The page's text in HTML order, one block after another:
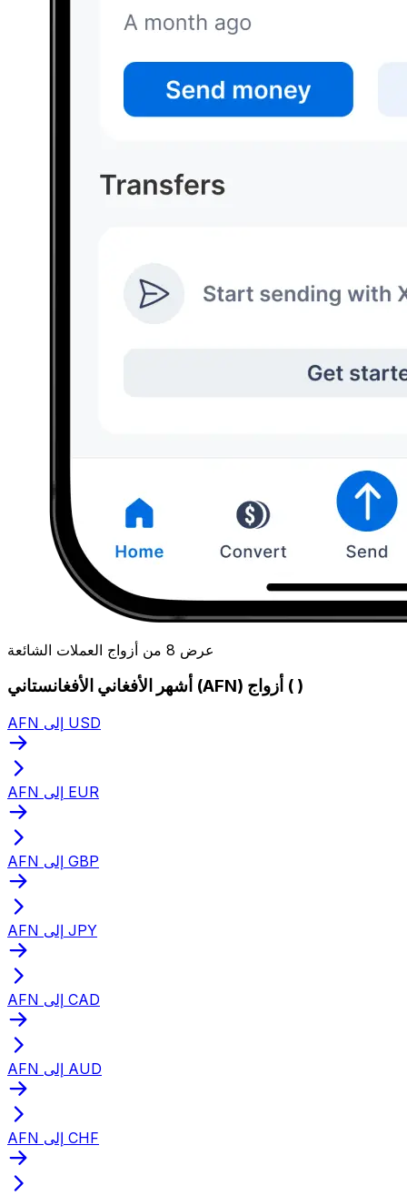
عرض 8 من أزواج العملات الشائعة
أشهر الأفغاني الأفغانستاني (AFN) أزواج ( )
AFN إلى USD
AFN إلى EUR
AFN إلى GBP
AFN إلى JPY
AFN إلى CAD
AFN إلى AUD
AFN إلى CHF